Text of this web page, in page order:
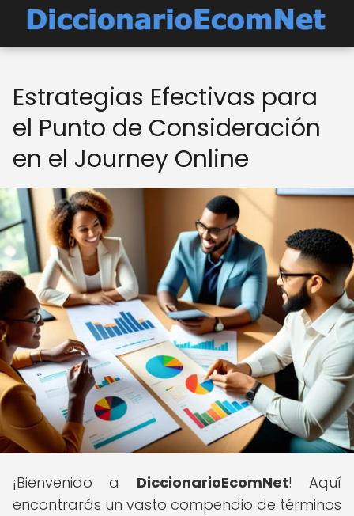
Estrategias Efectivas para
el Punto de Consideración
en el Journey Online
¡Bienvenido a DiccionarioEcomNet! Aquí
encontrarás un vasto compendio de términos